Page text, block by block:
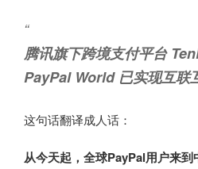
“
腾讯旗下跨境支付平台
PayPal World 已实现互联
这句话翻译成人话：
从今天起，全球PayPal用户来